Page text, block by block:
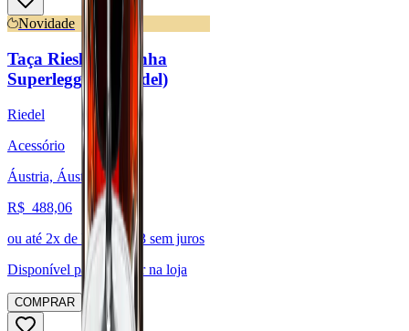
Novidade
Taça Riesling - Linha
Superleggero (Riedel)
Riedel
Acessório
Áustria, Áustria
R$ 488,06
ou até 2x de R$ 244,03 sem juros
Disponível para:
Retirar na loja
COMPRAR